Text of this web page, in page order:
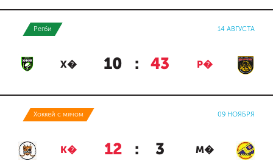
Регби 14 АВГУСТА
Х� 10 : 43 Р�
Хоккей с мячом 09 НОЯБРЯ
К� 12 : 3 М�